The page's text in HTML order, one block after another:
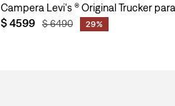
Campera Levi's ® Original Trucker
$4599 $6490 29%